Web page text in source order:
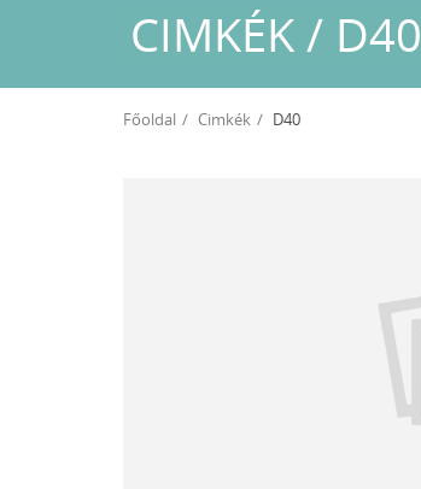
CIMKÉK / D40
Főoldal Cimkék D40